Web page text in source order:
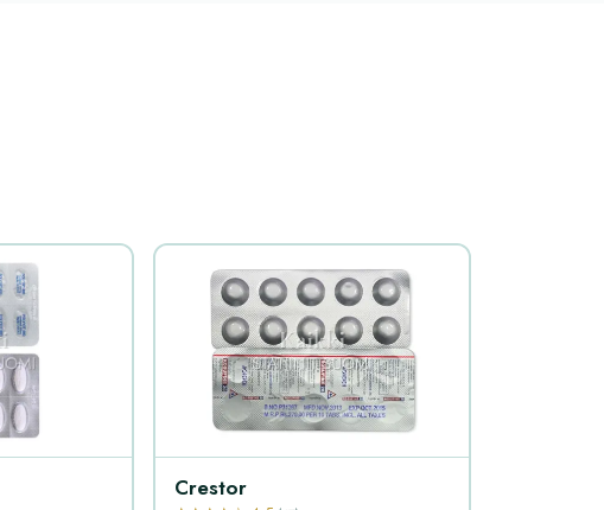
Crestor